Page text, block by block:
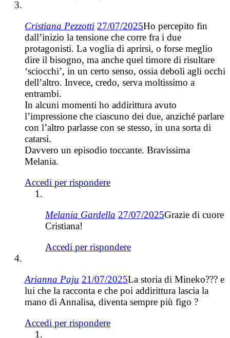
Cristiana Pezzotti 27/07/2025Ho percepito fin
dall’inizio la tensione che corre fra i due
protagonisti. La voglia di aprirsi, o forse meglio
dire il bisogno, ma anche quel timore di risultare
‘sciocchi’, in un certo senso, ossia deboli agli occhi
dell’altro. Invece, credo, serva moltissimo a
entrambi.
In alcuni momenti ho addirittura avuto
l’impressione che ciascuno dei due, anziché parlare
con l’altro parlasse con se stesso, in una sorta di
catarsi.
Davvero un episodio toccante. Bravissima
Melania.
Accedi per rispondere
Melania Gardella 27/07/2025Grazie di cuore
Cristiana!
Accedi per rispondere
Arianna Paju 21/07/2025La storia di Mineko??? e
lui che la racconta e che poi addirittura lascia la
mano di Annalisa, diventa sempre più figo ?
Accedi per rispondere